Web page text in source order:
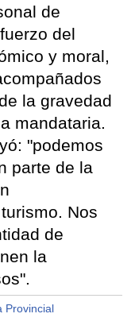
de
del
y moral,
la gravedad
mandataria.
"podemos
parte de la
Nos
de
la
Provincial